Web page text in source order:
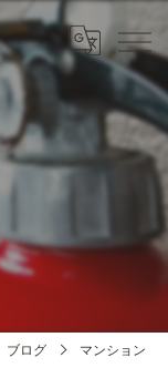
ブログ マンション